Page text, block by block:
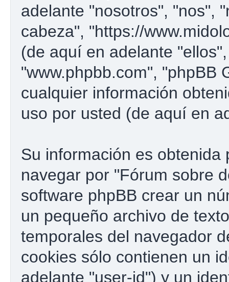
adelante "nosotros", "nos",
cabeza", "https://
(de aquí en adelante
"www.phpbb.com", "phpBB
cualquier información
uso por usted (de aquí en
Su información es
navegar por "Fórum sobre
software phpBB crear un
un pequeño archivo de
temporales del navegador
cookies sólo contienen un
adelante "user-id") y un